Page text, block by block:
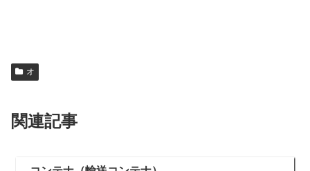
オ
関連記事